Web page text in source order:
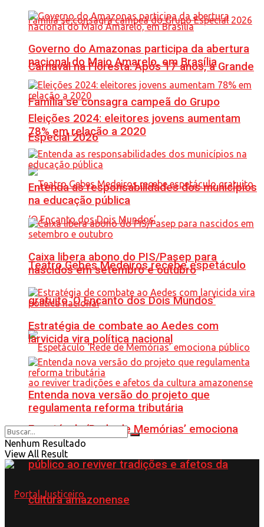
Carnaval na Floresta: Após 17 anos, a Grande
Família se consagra campeã do Grupo
Especial 2026
Teatro Gebes Medeiros recebe espetáculo
gratuito ‘O Encanto dos Dois Mundos’
Espetáculo ‘Rede de Memórias’ emociona
público ao reviver tradições e afetos da
cultura amazonense
Governo do Amazonas participa da abertura
nacional do Maio Amarelo, em Brasília
Eleições 2024: eleitores jovens aumentam
78% em relação a 2020
Entenda as responsabilidades dos municípios
na educação pública
Caixa libera abono do PIS/Pasep para
nascidos em setembro e outubro
Estratégia de combate ao Aedes com
larvicida vira política nacional
Entenda nova versão do projeto que
regulamenta reforma tributária
Nenhum Resultado
View All Result